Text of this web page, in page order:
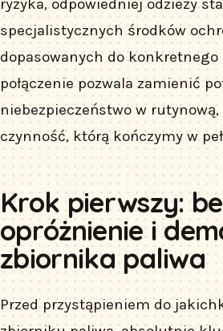
ryzyka, odpowiedniej odzieży
specjalistycznych środków
dopasowanych do konkretnego
połączenie pozwala zamienić
niebezpieczeństwo w
czynność, którą kończymy w
Krok pierwszy:
opróżnienie i
zbiornika paliwa
Przed przystąpieniem do